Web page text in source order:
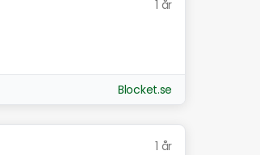
1 år
Blocket.se
1 år